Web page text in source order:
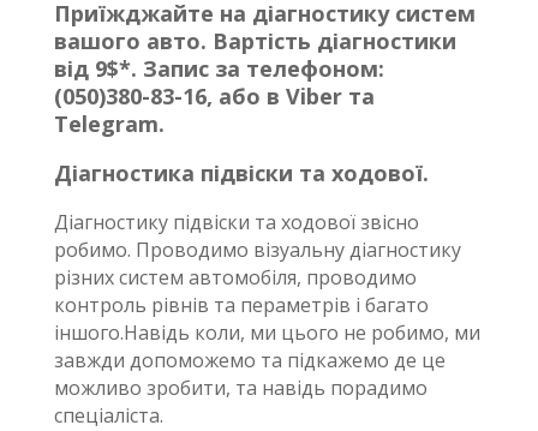
Приїжджайте на діагностику систем
вашого авто. Вартість діагностики
від 9$*. Запис за телефоном:
(050)380-83-16, або в Viber та
Telegram.
Діагностика підвіски та ходової.
Діагностику підвіски та ходової звісно
робимо. Проводимо візуальну діагностику
різних систем автомобіля, проводимо
контроль рівнів та пераметрів і багато
іншого.Навідь коли, ми цього не робимо, ми
завжди допоможемо та підкажемо де це
можливо зробити, та навідь порадимо
спеціаліста.